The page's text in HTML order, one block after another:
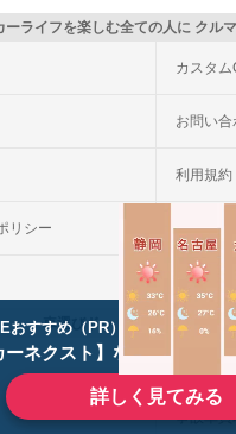
おすすめ（PR） ／ディーラーで
ーネクスト】ならどんなク
詳しく見てみる
ーライフを楽しむ全ての人に クル
カスタ
お問い合
利用規約
リシー 外部送信
CarMe
車選びドットコム（連携サー
事故車買